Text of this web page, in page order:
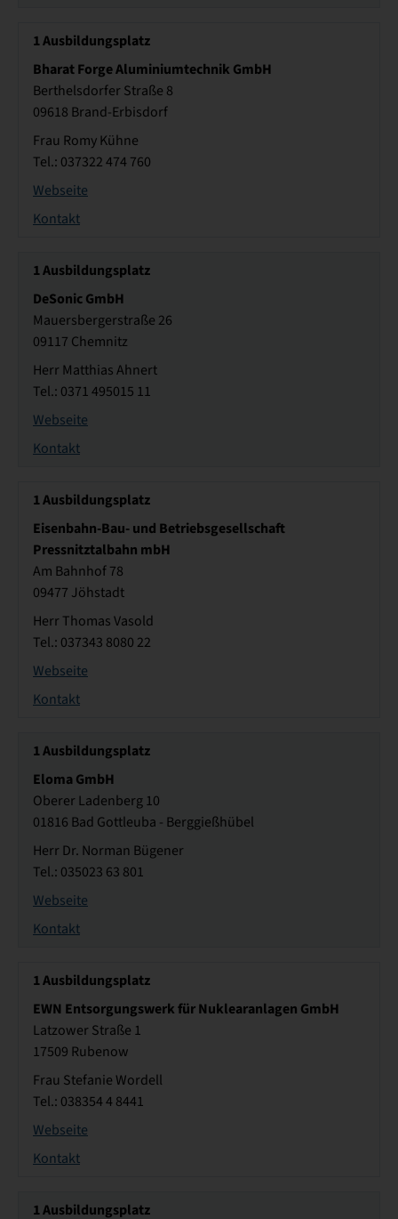
1Ausbildungsplatz
Bharat Forge Aluminiumtechnik GmbH
Berthelsdorfer Straße 8
09618 Brand-Erbisdorf
Frau Romy Kühne
Tel.: 037322 474 760
Webseite
Kontakt
1Ausbildungsplatz
DeSonic GmbH
Mauersbergerstraße 26
09117 Chemnitz
Herr Matthias Ahnert
Tel.: 0371 495015 11
Webseite
Kontakt
1Ausbildungsplatz
Eisenbahn-Bau- und Betriebsgesellschaft
Pressnitztalbahn mbH
Am Bahnhof 78
09477 Jöhstadt
Herr Thomas Vasold
Tel.: 037343 8080 22
Webseite
Kontakt
1Ausbildungsplatz
Eloma GmbH
Oberer Ladenberg 10
01816 Bad Gottleuba - Berggießhübel
Herr Dr. Norman Bügener
Tel.: 035023 63 801
Webseite
Kontakt
1Ausbildungsplatz
EWN Entsorgungswerk für Nuklearanlagen GmbH
Latzower Straße 1
17509 Rubenow
Frau Stefanie Wordell
Tel.: 038354 4 8441
Webseite
Kontakt
1Ausbildungsplatz